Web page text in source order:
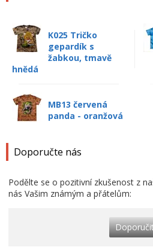
K025 Tričko
gepardík s
žabkou, tmavě
hnědá
MB13 červená
panda - oranžová
Doporučte nás
Podělte se o pozitivní zkušenost z
nás Vašim známým a přátelům: